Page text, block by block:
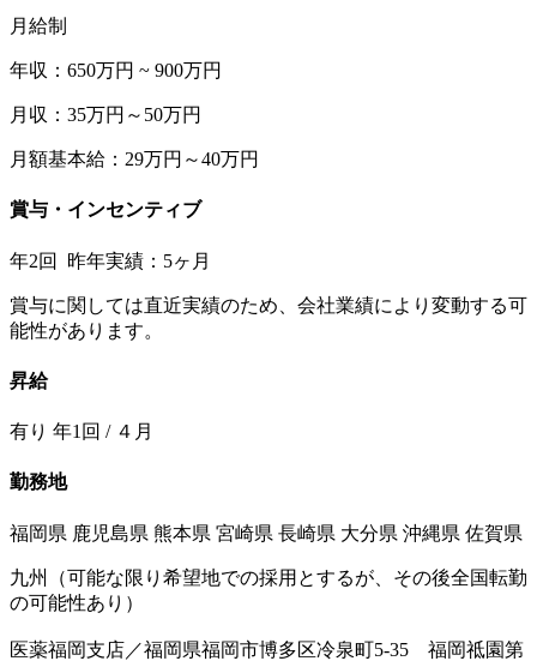
月給制
年収：650万円 ~ 900万円
月収：35万円～50万円
月額基本給：29万円～40万円
賞与・インセンティブ
年2回 昨年実績：5ヶ月
賞与に関しては直近実績のため、会社業績により変動する可
能性があります。
昇給
有り 年1回 / ４月
勤務地
福岡県 鹿児島県 熊本県 宮崎県 長崎県 大分県 沖縄県 佐賀県
九州（可能な限り希望地での採用とするが、その後全国転勤
の可能性あり）
医薬福岡支店／福岡県福岡市博多区冷泉町5-35 福岡祗園第